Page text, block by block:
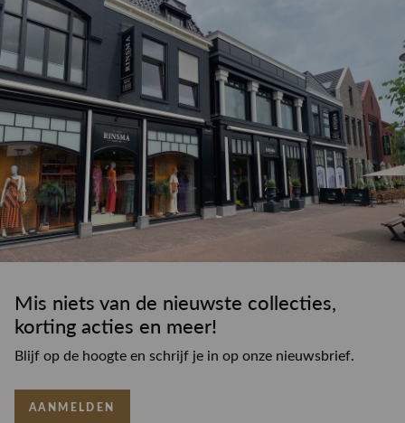
Mis niets van de nieuwste collecties,
korting acties en meer!
Blijf op de hoogte en schrijf je in op onze nieuwsbrief.
AANMELDEN